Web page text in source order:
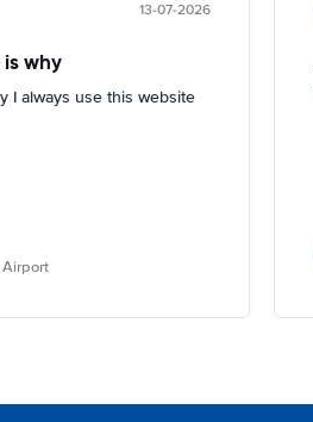
13-07-2026
why
I always use this website
Airport